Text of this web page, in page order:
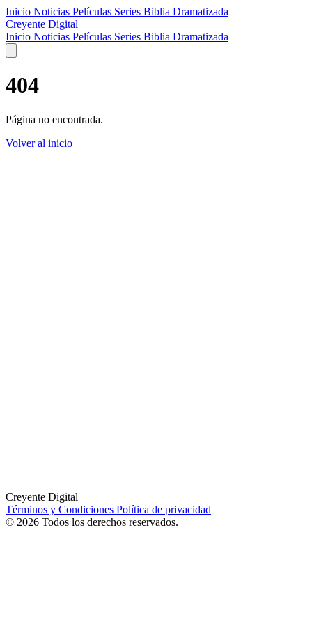
Inicio Noticias Películas Series Biblia Dramatizada
Creyente Digital
Inicio Noticias Películas Series Biblia Dramatizada
404
Página no encontrada.
Volver al inicio
Creyente Digital
Términos y Condiciones Política de privacidad
© 2026 Todos los derechos reservados.